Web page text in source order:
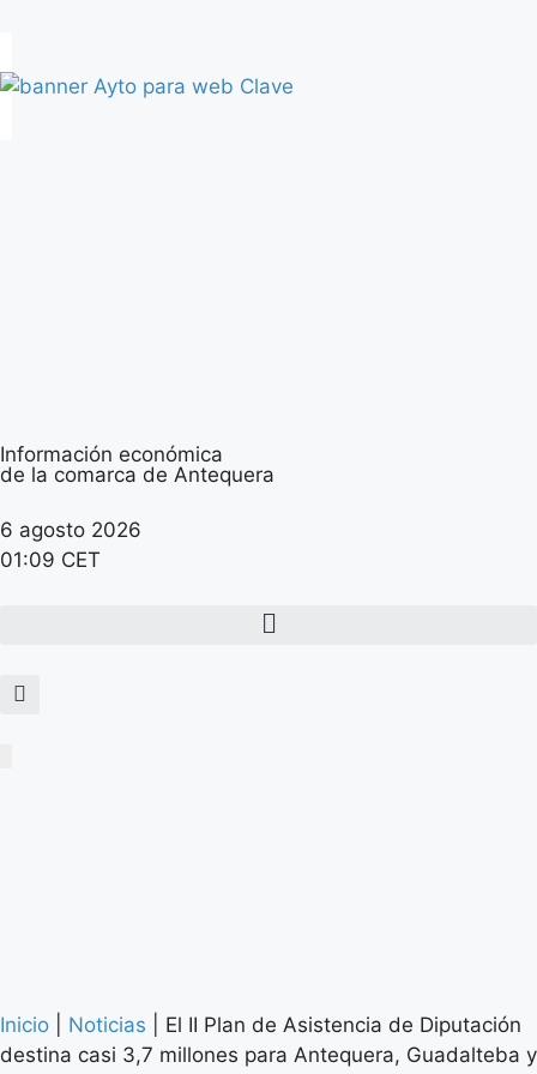
Información económica
de la comarca de Antequera
6 agosto 2026
01:09 CET
Inicio Noticias
El II Plan de Asistencia de Diputación
destina casi 3,7 millones para Antequera, Guadalteba y